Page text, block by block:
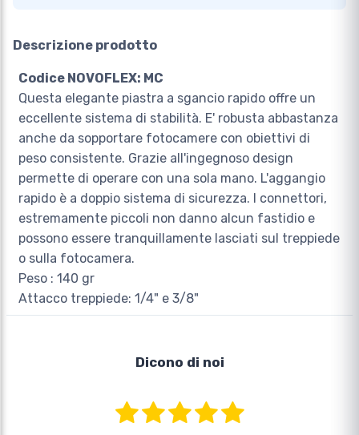
Descrizione prodotto
Codice NOVOFLEX: MC
Questa elegante piastra a sgancio rapido offre un
eccellente sistema di stabilità. E' robusta abbastanza
anche da sopportare fotocamere con obiettivi di
peso consistente. Grazie all'ingegnoso design
permette di operare con una sola mano. L'aggangio
rapido è a doppio sistema di sicurezza. I connettori,
estremamente piccoli non danno alcun fastidio e
possono essere tranquillamente lasciati sul treppiede
o sulla fotocamera.
Peso : 140 gr
Attacco treppiede: 1/4" e 3/8"
Dicono di noi